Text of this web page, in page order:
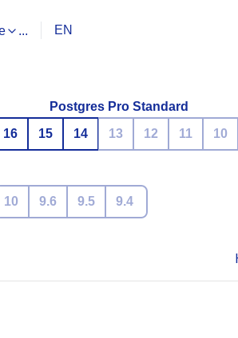
... EN
Postgres Pro Standard
16 15 14 13 12 11 10
10 9.6 9.5 9.4